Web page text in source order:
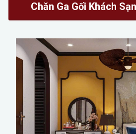
Chăn Ga Gối Khách Sạn